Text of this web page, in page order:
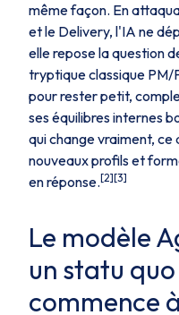
même façon. En
et le Delivery, l'IA ne
elle repose la question
tryptique classique
pour rester petit,
ses équilibres internes
qui change vraiment, ce
nouveaux profils et
en réponse.[2][3]
Le modèle
un statu
commence